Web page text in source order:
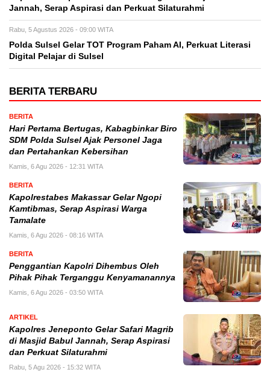
Jannah, Serap Aspirasi dan Perkuat Silaturahmi
Rabu, 5 Agustus 2026 - 09:00 WITA
Polda Sulsel Gelar TOT Program Paham AI, Perkuat Literasi
Digital Pelajar di Sulsel
BERITA TERBARU
BERITA
Hari Pertama Bertugas, Kabagbinkar Biro
SDM Polda Sulsel Ajak Personel Jaga
dan Pertahankan Kebersihan
Kamis, 6 Agu 2026 - 12:31 WITA
BERITA
Kapolrestabes Makassar Gelar Ngopi
Kamtibmas, Serap Aspirasi Warga
Tamalate
Kamis, 6 Agu 2026 - 08:16 WITA
BERITA
Penggantian Kapolri Dihembus Oleh
Pihak Pihak Terganggu Kenyamanannya
Kamis, 6 Agu 2026 - 03:50 WITA
ARTIKEL
Kapolres Jeneponto Gelar Safari Magrib
di Masjid Babul Jannah, Serap Aspirasi
dan Perkuat Silaturahmi
Rabu, 5 Agu 2026 - 15:32 WITA